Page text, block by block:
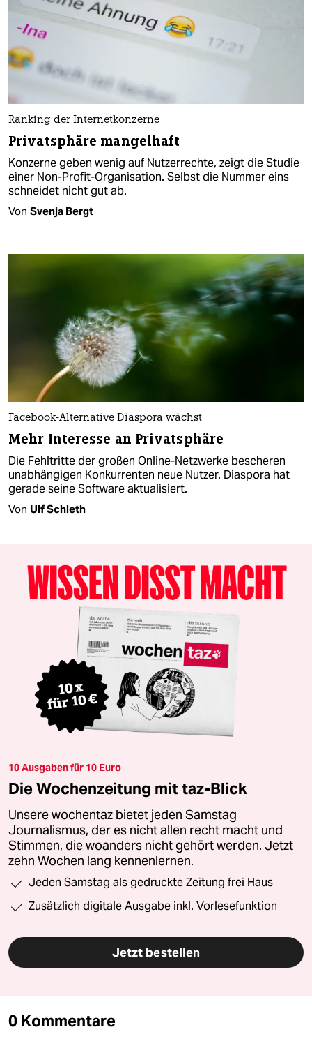
Ranking der Internetkonzerne
Privatsphäre mangelhaft
Konzerne geben wenig auf Nutzerrechte, zeigt die Studie
einer Non-Profit-Organisation. Selbst die Nummer eins
schneidet nicht gut ab.
Von Svenja Bergt
Facebook-Alternative Diaspora wächst
Mehr Interesse an Privatsphäre
Die Fehltritte der großen Online-Netzwerke bescheren
unabhängigen Konkurrenten neue Nutzer. Diaspora hat
gerade seine Software aktualisiert.
Von Ulf Schleth
10 Ausgaben für 10 Euro
Die Wochenzeitung mit taz-Blick
Unsere wochentaz bietet jeden Samstag
Journalismus, der es nicht allen recht macht und
Stimmen, die woanders nicht gehört werden. Jetzt
zehn Wochen lang kennenlernen.
Jeden Samstag als gedruckte Zeitung frei Haus
Zusätzlich digitale Ausgabe inkl. Vorlesefunktion
Jetzt bestellen
0 Kommentare